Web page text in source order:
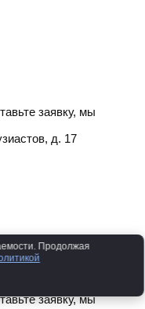
заявку, мы
д. 17
заявку, мы
Продолжая